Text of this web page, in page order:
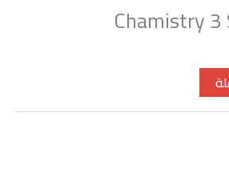
Chamistry